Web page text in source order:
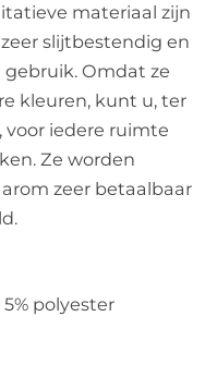
materiaal zijn
slijtbestendig en
Omdat ze
kleuren, kunt u, ter
voor iedere ruimte
Ze worden
zeer betaalbaar
polyester